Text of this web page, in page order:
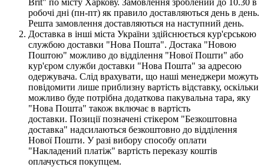
Brit" по місту Харкову. Замовлення зроблений до 10.30 в
робочі дні (пн-пт) як правило доставляються день в день.
Решта замовлення доставляються на наступний день.
Доставка в інші міста України здійснюється кур'єрською
службою доставки "Нова Пошта". Достака "Новою
Поштою" можливо до відділення "Нової Пошти" або
кур'єром служби доставки "Нова Пошта" за адресою
одержувача. Слід врахувати, що наші менеджери можуть
повідомити лише приблизну вартість відставку, оскільки
можливо буде потрібна додаткова пакувальна тара, яку
"Нова Пошта" також включає в вартість
доставки. Позиції позначені стікером "Безкоштовна
доставка" надсилаються безкоштовно до відділення
Нової Пошти. У разі вибору способу оплати
"Накладений платіж" вартість переказу коштів
оплачується покупцем.